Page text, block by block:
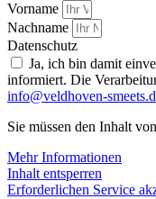
Vorname
Nachname
Datenschutz
Ja, ich bin damit
informiert. Die
info@veldhoven-
Sie müssen den Inhalt von
Mehr Informationen
Inhalt entsperren
Erforderlichen Service